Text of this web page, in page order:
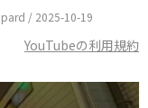
/ 2025-10-19
YouTubeの利用規約